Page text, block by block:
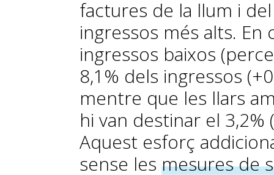
factures de la llum i
ingressos més alts.
ingressos baixos
8,1% dels ingressos
mentre que les llars
hi van destinar el
Aquest esforç
sense les mesures de